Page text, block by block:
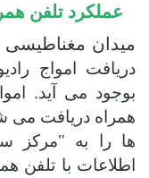
عملکرد تلفن
میدان مغناطیسی
دریافت امواج
بوجود می آید.
همراه دریافت می
ها را به "مرکز
اطلاعات با تلفن